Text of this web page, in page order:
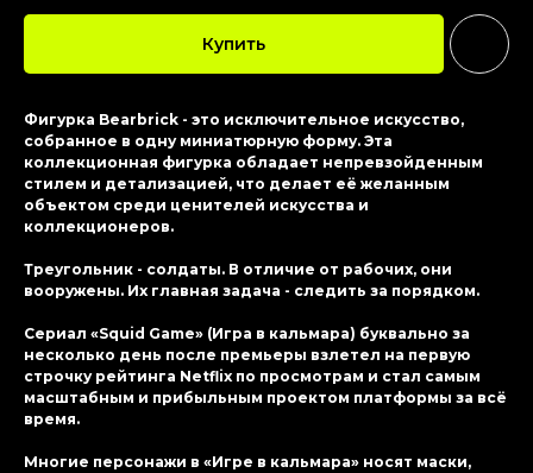
Купить
Фигурка Bearbrick - это исключительное искусство,
собранное в одну миниатюрную форму. Эта
коллекционная фигурка обладает непревзойденным
стилем и детализацией, что делает её желанным
объектом среди ценителей искусства и
коллекционеров.
Треугольник - солдаты. В отличие от рабочих, они
вооружены. Их главная задача - следить за порядком.
Сериал «Squid Game» (Игра в кальмара) буквально за
несколько день после премьеры взлетел на первую
строчку рейтинга Netflix по просмотрам и стал самым
масштабным и прибыльным проектом платформы за всё
время.
Многие персонажи в «Игре в кальмара» носят маски,